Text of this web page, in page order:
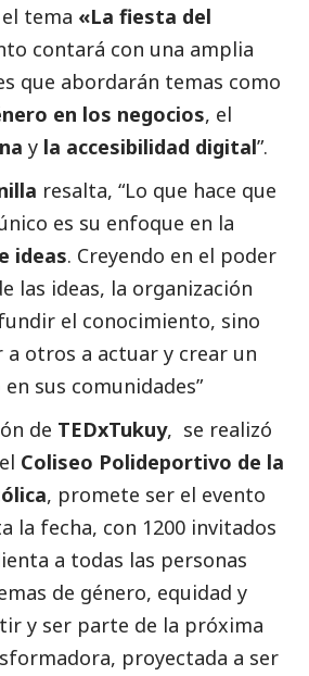
tema «La fiesta del
contará con una amplia
que abordarán temas como
en los negocios, el
y la accesibilidad digital”.
resalta, “Lo que hace que
es su enfoque en la
ideas. Creyendo en el poder
las ideas, la organización
el conocimiento, sino
otros a actuar y crear un
en sus comunidades”
de TEDxTukuy, se realizó
Coliseo Polideportivo de la
, promete ser el evento
la fecha, con 1200 invitados
a todas las personas
de género, equidad y
y ser parte de la próxima
proyectada a ser